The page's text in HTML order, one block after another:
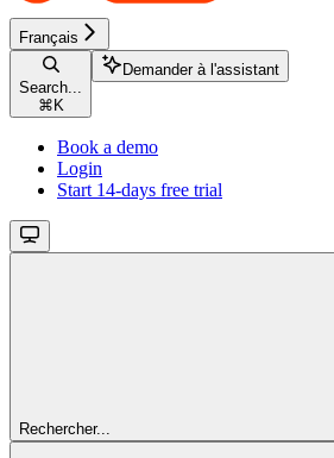
Français
Search...
⌘ K
Demander à l'assistant
Book a demo
Login
Start 14-days free trial
Rechercher...